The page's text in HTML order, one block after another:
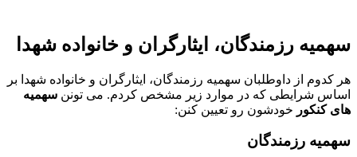
سهمیه رزمندگان، ایثارگران و خانواده شهدا
هر کدوم از داوطلبان سهمیه رزمندگان، ایثارگران و خانواده شهدا بر
اساس شرایطی که در موارد زیر مشخص کردم. می تونن سهمیه
های کنکور خودشون رو تعیین کنن:
سهمیه رزمندگان